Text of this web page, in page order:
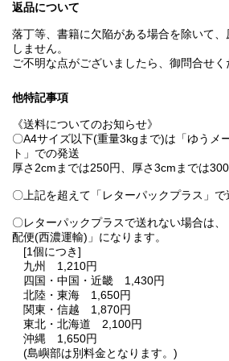
返品について
落丁等、書籍に欠陥がある場合を除いて
しません。
ご不明な点がございましたら、御問合せく
他特記事項
《送料についてのお知らせ》
〇A4サイズ以下(重量3kgまで)は「ゆうメ
ト」での発送
厚さ2cmまでは250円、厚さ3cmまでは
〇上記を超えて「レターパックプラス」
〇レターパックプラスで送れない場合は
配便(西濃運輸)」になります。
[1個につき]
九州 1,210円
四国・中国・近畿 1,430円
北陸・東海 1,650円
関東・信越 1,870円
東北・北海道 2,100円
沖縄 1,650円
(島嶼部は別料金となります。)